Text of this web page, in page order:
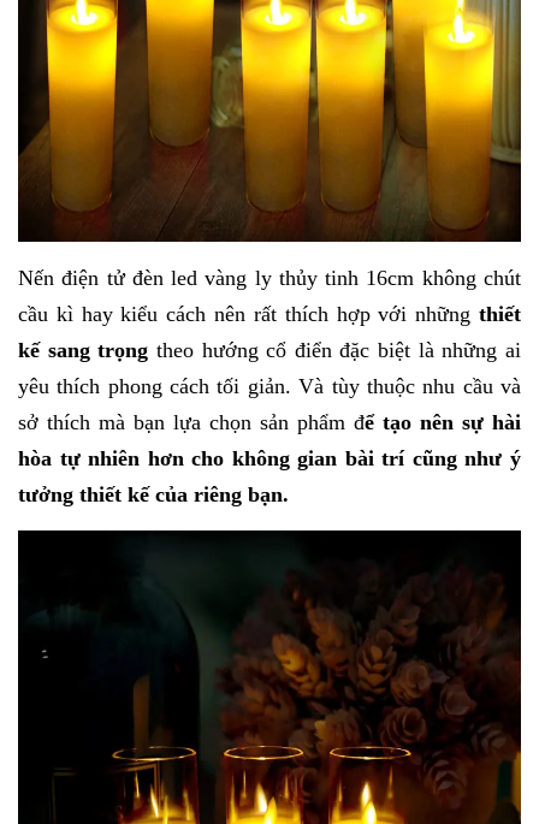
Nến điện tử đèn led vàng ly thủy tinh 16cm không chút
cầu kì hay kiểu cách nên rất thích hợp với những thiết
kế sang trọng theo hướng cổ điển đặc biệt là những ai
yêu thích phong cách tối giản. Và tùy thuộc nhu cầu và
sở thích mà bạn lựa chọn sản phẩm để tạo nên sự hài
hòa tự nhiên hơn cho không gian bài trí cũng như ý
tưởng thiết kế của riêng bạn.